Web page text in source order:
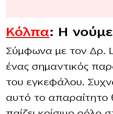
Κόλπα: Η
Σύμφωνα με τον Δρ.
ένας σημαντικός
του εγκεφάλου.
αυτό το απαραίτητο